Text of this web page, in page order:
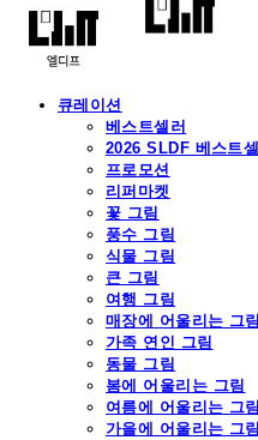
큐레이션
베스트셀러
2026 SLDF 베스트셀
프로모션
리퍼마켓
꽃 그림
풍수 그림
식물 그림
큰 그림
여행 그림
매장에 어울리는 그림
가족 연인 그림
동물 그림
봄에 어울리는 그림
여름에 어울리는 그림
가을에 어울리는 그림